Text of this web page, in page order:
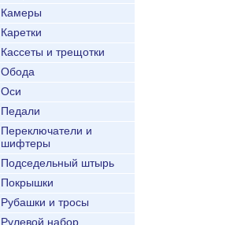
Камеры
Каретки
Кассеты и трещотки
Обода
Оси
Педали
Переключатели и
шифтеры
Подседельный штырь
Покрышки
Рубашки и тросы
Рулевой набор